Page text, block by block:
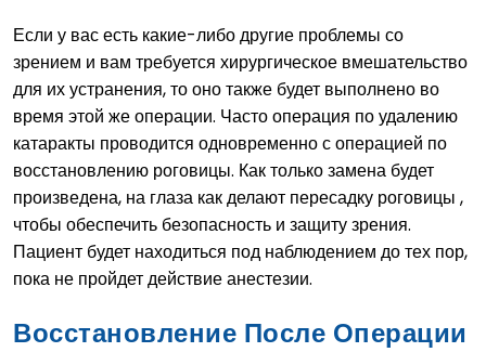
Если у вас есть какие-либо другие проблемы со
зрением и вам требуется хирургическое вмешательство
для их устранения, то оно также будет выполнено во
время этой же операции. Часто операция по удалению
катаракты проводится одновременно с операцией по
восстановлению роговицы. Как только замена будет
произведена, на глаза как делают пересадку роговицы ,
чтобы обеспечить безопасность и защиту зрения.
Пациент будет находиться под наблюдением до тех пор,
пока не пройдет действие анестезии.
Восстановление После Операции